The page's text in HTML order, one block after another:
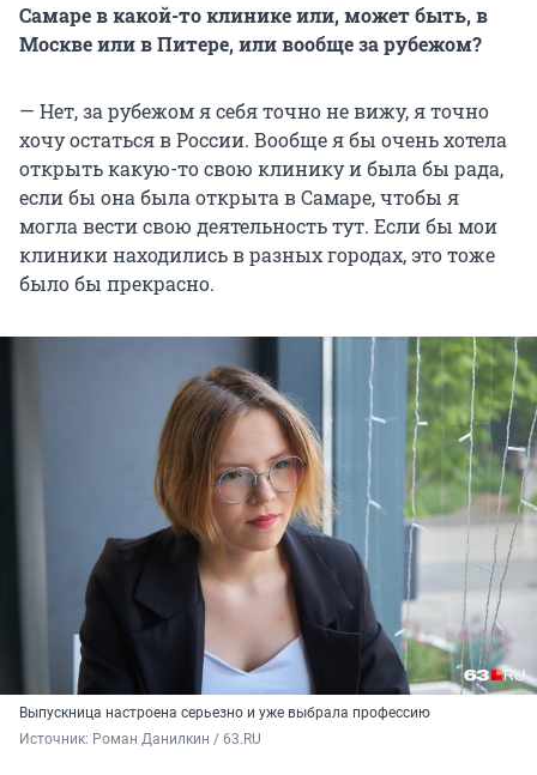
Самаре в какой-то клинике или, может быть, в
Москве или в Питере, или вообще за рубежом?
— Нет, за рубежом я себя точно не вижу, я точно
хочу остаться в России. Вообще я бы очень хотела
открыть какую-то свою клинику и была бы рада,
если бы она была открыта в Самаре, чтобы я
могла вести свою деятельность тут. Если бы мои
клиники находились в разных городах, это тоже
было бы прекрасно.
Выпускница настроена серьезно и уже выбрала профессию
Источник: Роман Данилкин / 63.RU